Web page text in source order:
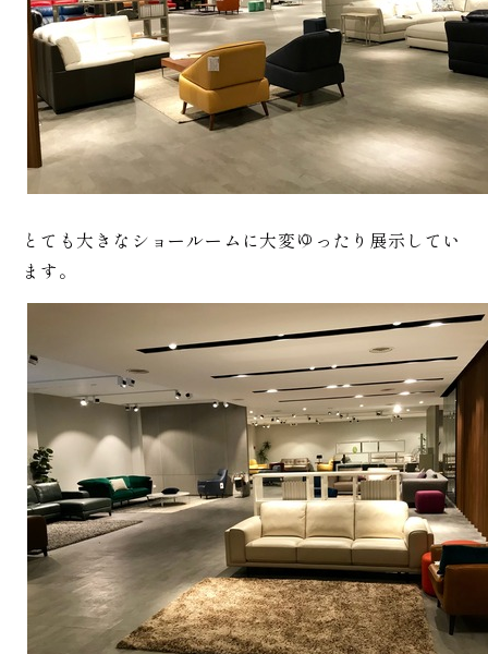
とても大きなショールームに大変ゆったり展示してい
ます。